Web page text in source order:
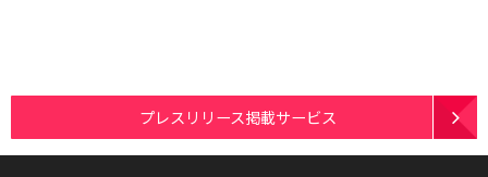
プレスリリース掲載サービス